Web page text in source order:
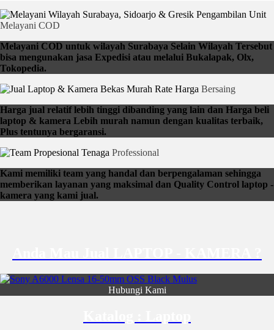
Pengambilan Unit
Melayani COD
Melayani COD untuk wilayah Surabaya Selain Wilayah Tersebut
bisa mengunakan jasa Expedisi atau melalui Bukalapak, Olx,
Tokopedia.
Rate Harga Bersaing
Harga jual relatif lebih tinggi dibanding yang lain dan Harga beli
laptop & kamera Lebih murah namun dengan kualitas terbaik,
Plus tentunya bergaransi.
Tenaga Professional
Kami memiliki team yang handal dan berpengalaman sehingga
memberikan layanan yang maksimal dan Quality Control laptop -
kamera yang kami jual.
Hubungi Kami